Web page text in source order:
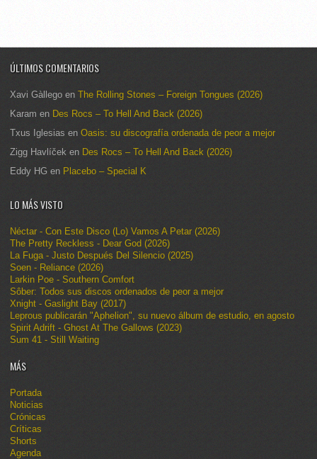
ÚLTIMOS COMENTARIOS
Xavi Gàllego en The Rolling Stones – Foreign Tongues (2026)
Karam en Des Rocs – To Hell And Back (2026)
Txus Iglesias en Oasis: su discografía ordenada de peor a mejor
Zigg Havlíček en Des Rocs – To Hell And Back (2026)
Eddy HG en Placebo – Special K
LO MÁS VISTO
Néctar - Con Este Disco (Lo) Vamos A Petar (2026)
The Pretty Reckless - Dear God (2026)
La Fuga - Justo Después Del Silencio (2025)
Soen - Reliance (2026)
Larkin Poe - Southern Comfort
Sôber: Todos sus discos ordenados de peor a mejor
Xnight - Gaslight Bay (2017)
Leprous publicarán "Aphelion", su nuevo álbum de estudio, en agosto
Spirit Adrift - Ghost At The Gallows (2023)
Sum 41 - Still Waiting
MÁS
Portada
Noticias
Crónicas
Críticas
Shorts
Agenda